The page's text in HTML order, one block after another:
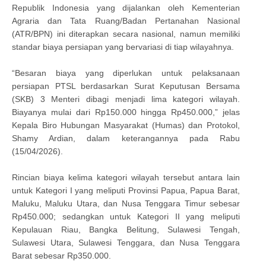
Republik Indonesia yang dijalankan oleh Kementerian
Agraria dan Tata Ruang/Badan Pertanahan Nasional
(ATR/BPN) ini diterapkan secara nasional, namun memiliki
standar biaya persiapan yang bervariasi di tiap wilayahnya.
“Besaran biaya yang diperlukan untuk pelaksanaan
persiapan PTSL berdasarkan Surat Keputusan Bersama
(SKB) 3 Menteri dibagi menjadi lima kategori wilayah.
Biayanya mulai dari Rp150.000 hingga Rp450.000,” jelas
Kepala Biro Hubungan Masyarakat (Humas) dan Protokol,
Shamy Ardian, dalam keterangannya pada Rabu
(15/04/2026).
Rincian biaya kelima kategori wilayah tersebut antara lain
untuk Kategori I yang meliputi Provinsi Papua, Papua Barat,
Maluku, Maluku Utara, dan Nusa Tenggara Timur sebesar
Rp450.000; sedangkan untuk Kategori II yang meliputi
Kepulauan Riau, Bangka Belitung, Sulawesi Tengah,
Sulawesi Utara, Sulawesi Tenggara, dan Nusa Tenggara
Barat sebesar Rp350.000.